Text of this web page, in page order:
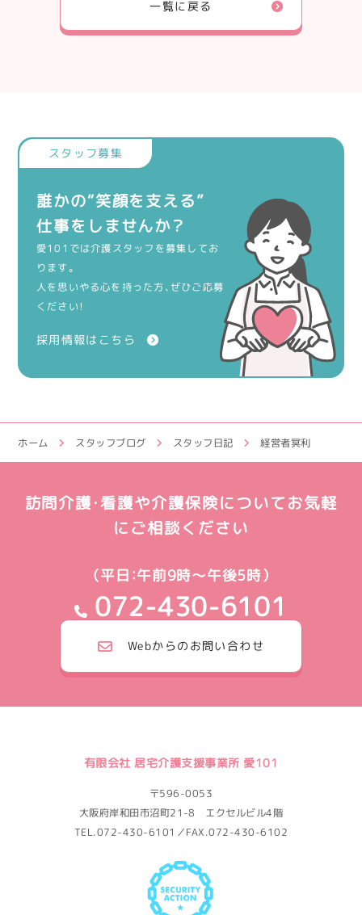
一覧に戻る
誰かの“笑顔を支える”
仕事をしませんか？
愛101では介護スタッフを募集してお
ります。
人を思いやる心を持った方、ぜひご応募
ください！
採用情報はこちら
ホーム スタッフブログ スタッフ日記 経営者冥利
訪問介護・看護や介護保険についてお気軽
にご相談ください
（平日：午前9時～午後5時）
072-430-6101
Webからのお問い合わせ
有限会社 居宅介護支援事業所 愛101
〒596-0053
大阪府岸和田市沼町21-8 エクセルビル4階
TEL.072-430-6101／FAX.072-430-6102